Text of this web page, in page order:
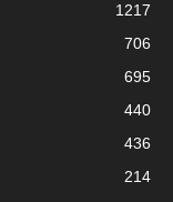
1217
706
695
440
436
214